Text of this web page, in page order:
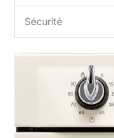
Sécurité